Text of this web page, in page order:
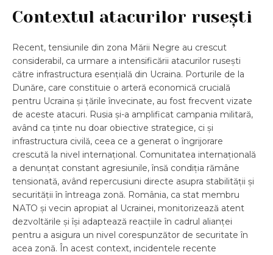
Contextul atacurilor rusești
Recent, tensiunile din zona Mării Negre au crescut
considerabil, ca urmare a intensificării atacurilor rusești
către infrastructura esențială din Ucraina. Porturile de la
Dunăre, care constituie o arteră economică crucială
pentru Ucraina și țările învecinate, au fost frecvent vizate
de aceste atacuri. Rusia și-a amplificat campania militară,
având ca ținte nu doar obiective strategice, ci și
infrastructura civilă, ceea ce a generat o îngrijorare
crescută la nivel internațional. Comunitatea internațională
a denunțat constant agresiunile, însă condiția rămâne
tensionată, având repercusiuni directe asupra stabilității și
securității în întreaga zonă. România, ca stat membru
NATO și vecin apropiat al Ucrainei, monitorizează atent
dezvoltările și își adaptează reacțiile în cadrul alianței
pentru a asigura un nivel corespunzător de securitate în
acea zonă. În acest context, incidentele recente